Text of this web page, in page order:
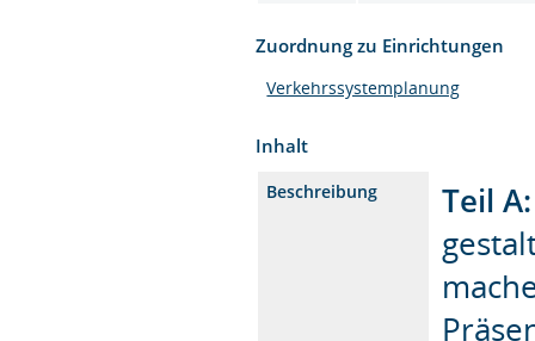
Zuordnung zu Einrichtungen
Verkehrssystemplanung
Inhalt
Beschreibung
Teil